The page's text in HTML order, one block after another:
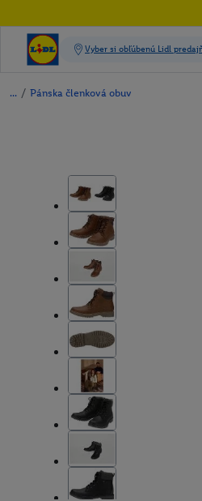
/ Pánska členková obuv